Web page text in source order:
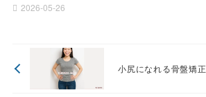
2026-05-26
小尻になれる骨盤矯正